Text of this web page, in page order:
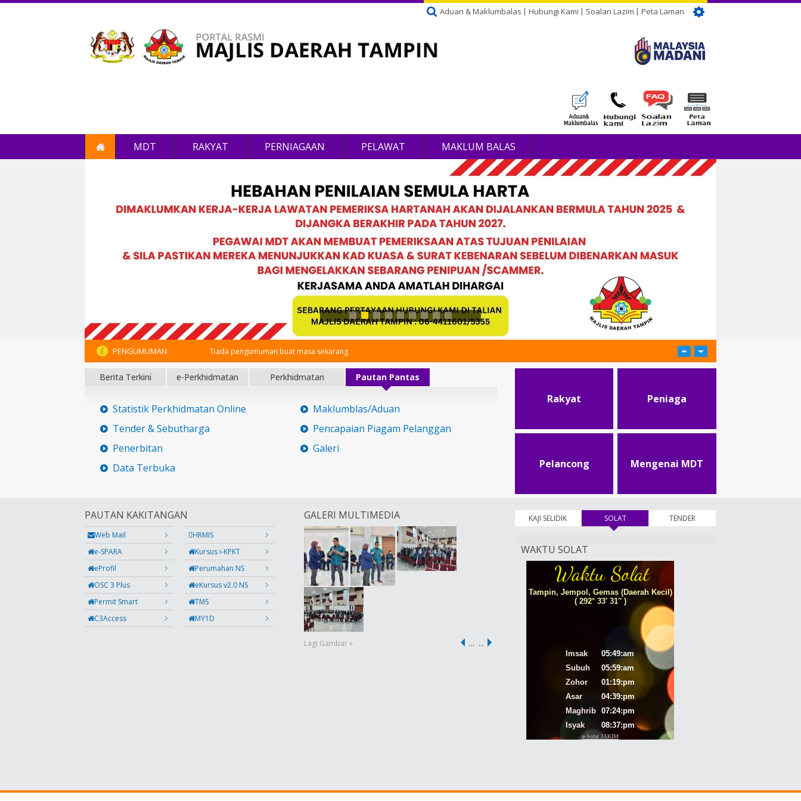
Aduan & Maklumbalas Hubungi Kami Soalan Lazim Peta Laman
MDT RAKYAT PERNIAGAAN PELAWAT MAKLUM BALAS
PENGUMUMAN Tiada pengumuman buat masa sekarang
Berita Terkini e-Perkhidmatan Perkhidmatan Pautan Pantas
Statistik Perkhidmatan Online
Tender & Sebutharga
Penerbitan
Data Terbuka
Maklumblas/Aduan
Pencapaian Piagam Pelanggan
Galeri
Rakyat Peniaga
Pelancong Mengenai MDT
PAUTAN KAKITANGAN
Web Mail
HRMIS
e-SPARA
Kursus i-KPKT
eProfil
Perumahan NS
OSC 3 Plus
eKursus v2.0 NS
Permit Smart
TMS
C3Access
MY1D
GALERI MULTIMEDIA
Lagi Gambar » … …
KAJI SELIDIK SOLAT(tab aktif) TENDER
WAKTU SOLAT